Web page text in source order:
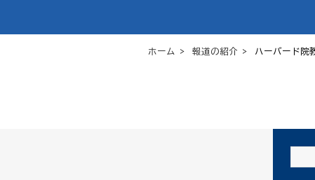
ホーム > 報道の紹介 > ハーバード院